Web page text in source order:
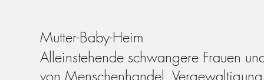
Mutter-Baby-Heim
Alleinstehende schwangere Frauen
von Menschenhandel,